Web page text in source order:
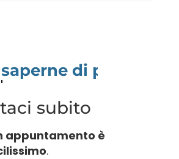
saperne di più?
subito
appuntamento è
.